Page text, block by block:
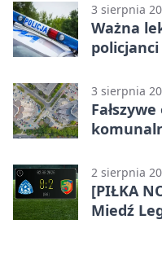
3 sierpnia
Ważna
3 sierpnia
2 sierpnia
[PIŁKA
Miedź